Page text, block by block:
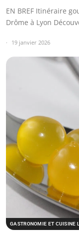
EN BREF Itinéraire
Drôme à Lyon
19 janvier 2026
GASTRONOMIE ET CUISINE